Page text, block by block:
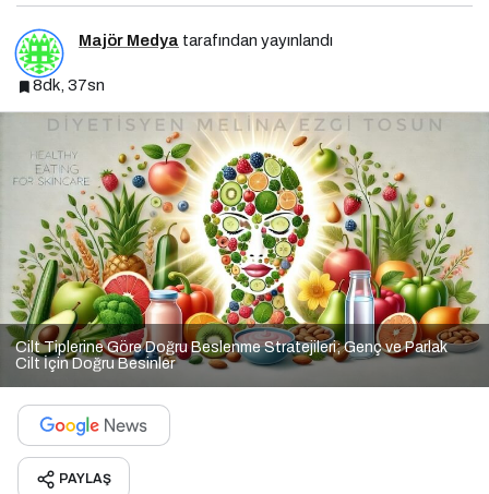
Majör Medya tarafından yayınlandı
8dk, 37sn
Cilt Tiplerine Göre Doğru Beslenme Stratejileri; Genç ve Parlak
Cilt İçin Doğru Besinler
PAYLAŞ